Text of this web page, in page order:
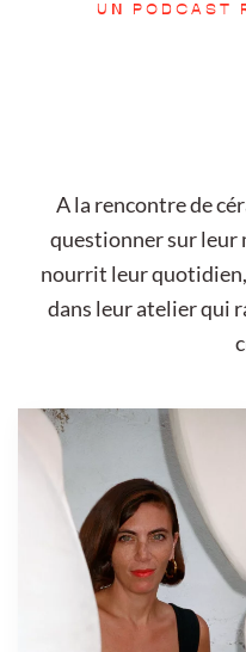
UN PODCAST
A la rencontre de
questionner sur leur
nourrit leur
dans leur atelier qui